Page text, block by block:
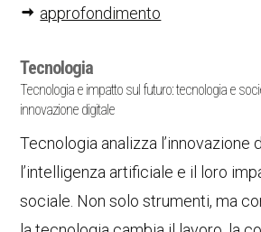
approfondimento
Tecnologia
Tecnologia e impatto sul futuro: tecnologia e
innovazione digitale
Tecnologia analizza l’innovazione
l’intelligenza artificiale e il loro
sociale. Non solo strumenti, ma